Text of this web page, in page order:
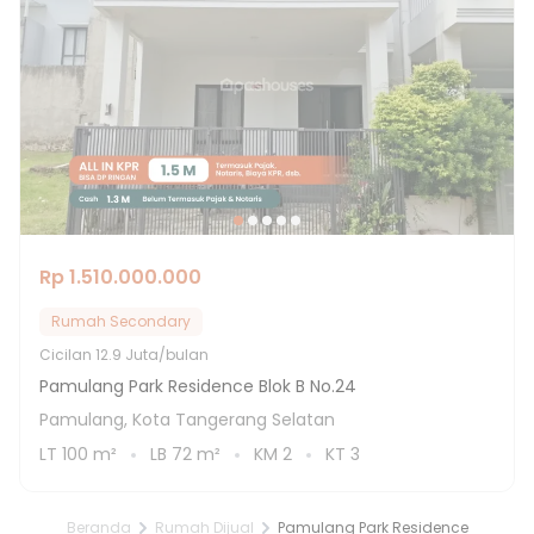
Rp 1.510.000.000
Rumah Secondary
Cicilan 12.9 Juta/bulan
Pamulang Park Residence Blok B No.24
Pamulang, Kota Tangerang Selatan
LT 100 m² LB 72 m² KM 2 KT 3
Beranda Rumah Dijual Pamulang Park Residence